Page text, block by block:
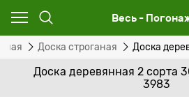
Весь -
Доска строганая Доска
Доска деревянная 2 сорта
3983